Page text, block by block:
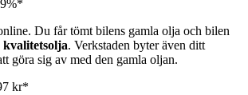
Du får tömt bilens gamla olja och bilen
. Verkstaden byter även ditt
göra sig av med den gamla oljan.
kr*